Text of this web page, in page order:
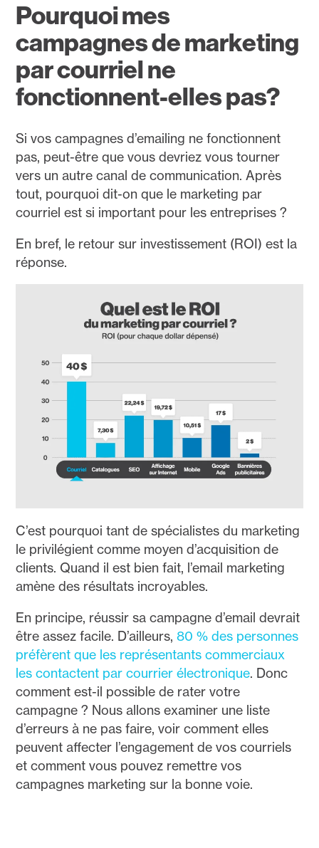
Pourquoi mes
campagnes de marketing
par courriel ne
fonctionnent-elles pas?
Si vos campagnes d’emailing ne fonctionnent
pas, peut-être que vous devriez vous tourner
vers un autre canal de communication. Après
tout, pourquoi dit-on que le marketing par
courriel est si important pour les entreprises ?
En bref, le retour sur investissement (ROI) est la
réponse.
C’est pourquoi tant de spécialistes du marketing
le privilégient comme moyen d’acquisition de
clients. Quand il est bien fait, l’email marketing
amène des résultats incroyables.
En principe, réussir sa campagne d’email devrait
être assez facile. D’ailleurs,80 % des personnes
préfèrent que les représentants commerciaux
les contactent par courrier électronique. Donc
comment est-il possible de rater votre
campagne ? Nous allons examiner une liste
d’erreurs à ne pas faire, voir comment elles
peuvent affecter l’engagement de vos courriels
et comment vous pouvez remettre vos
campagnes marketing sur la bonne voie.